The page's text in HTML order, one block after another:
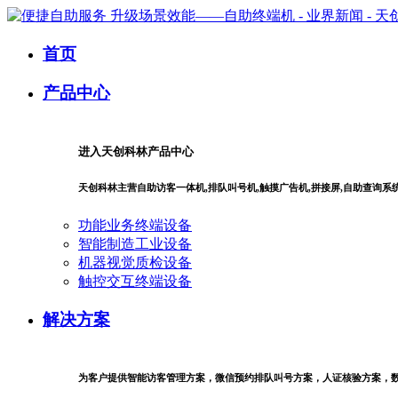
首页
产品中心
进入天创科林产品中心
天创科林主营自助访客一体机,排队叫号机,触摸广告机,拼接屏,自助查询
功能业务终端设备
智能制造工业设备
机器视觉质检设备
触控交互终端设备
解决方案
为客户提供智能访客管理方案，微信预约排队叫号方案，人证核验方案